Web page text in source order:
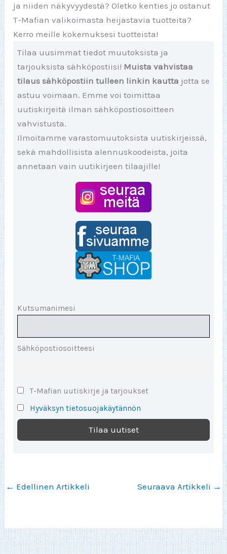
ja niiden näkyvyydestä? Oletko kenties jo ostanut
T-Mafian valikoimasta heijastavia tuotteita?
Kerro meille kokemuksesi tuotteista!
Tilaa uusimmat tiedot muutoksista ja
tarjouksista sähköpostiisi! Muista vahvistaa
tilaus sähköpostiin tulleen linkin kautta jotta se
astuu voimaan. Emme voi toimittaa
uutiskirjeitä ilman sähköpostiosoitteen
vahvistusta.
Ilmoitamme varastomuutoksista uutiskirjeissä,
sekä mahdollisista alennuskoodeista, joita
annetaan vain uutikirjeen tilaajille!
Kutsumanimesi
Sähköpostiosoitteesi
T-Mafian uutiskirje ja tarjoukset
Hyväksyn tietosuojakäytännön
← Edellinen Artikkeli Seuraava Artikkeli →